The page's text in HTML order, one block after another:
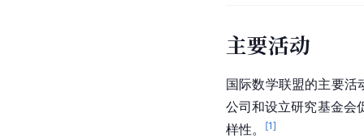
主要活动
国际数学联盟的主要活
公司和设立研究基金会
样性。
[1]